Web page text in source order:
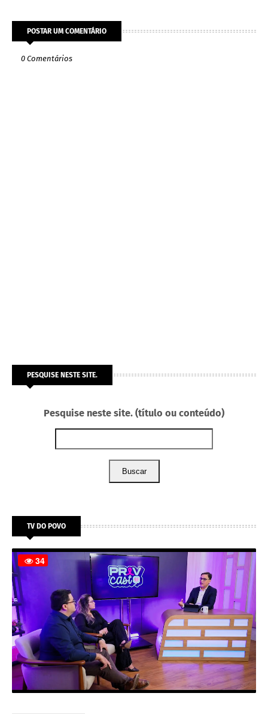
POSTAR UM COMENTÁRIO
0 Comentários
PESQUISE NESTE SITE.
Pesquise neste site. (título ou conteúdo)
Buscar
TV DO POVO